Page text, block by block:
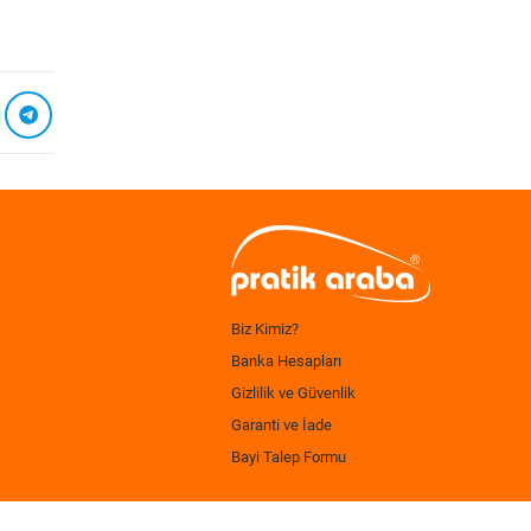
Biz Kimiz?
Banka Hesapları
Gizlilik ve Güvenlik
Garanti ve İade
Bayi Talep Formu